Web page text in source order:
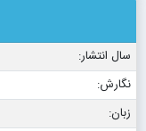
سال انتشار:
نگارش:
زبان: